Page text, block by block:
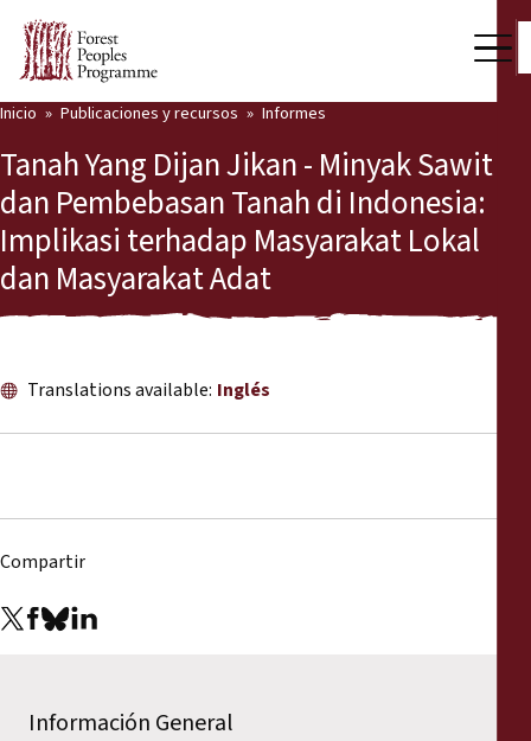
Apóyenos
Nuestro trabajo
Voces comunitarias
Socios y Países
Últimas noticias
Publicaciones y recursos
Comunicados de prensa
Inicio Publicaciones y recursos Informes
Tanah Yang Dijan Jikan - Minyak Sawit
dan Pembebasan Tanah di Indonesia:
Implikasi terhadap Masyarakat Lokal
dan Masyarakat Adat
Translations available: Inglés
Compartir
Información General